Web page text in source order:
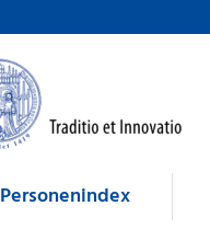
Personenindex